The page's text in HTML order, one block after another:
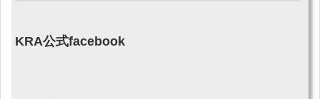
KRA公式facebook